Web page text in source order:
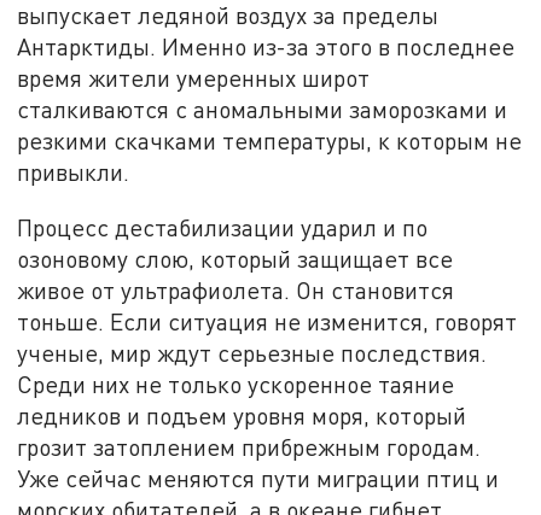
выпускает ледяной воздух за пределы
Антарктиды. Именно из-за этого в последнее
время жители умеренных широт
сталкиваются с аномальными заморозками и
резкими скачками температуры, к которым не
привыкли.
Процесс дестабилизации ударил и по
озоновому слою, который защищает все
живое от ультрафиолета. Он становится
тоньше. Если ситуация не изменится, говорят
ученые, мир ждут серьезные последствия.
Среди них не только ускоренное таяние
ледников и подъем уровня моря, который
грозит затоплением прибрежным городам.
Уже сейчас меняются пути миграции птиц и
морских обитателей, а в океане гибнет